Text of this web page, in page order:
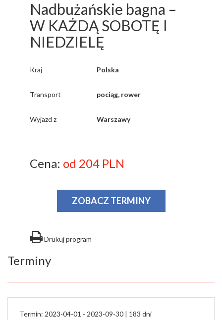
Nadbużańskie bagna –
W KAŻDĄ SOBOTĘ I
NIEDZIELĘ
Kraj Polska
Transport pociąg, rower
Wyjazd z Warszawy
Cena: od 204 PLN
ZOBACZ TERMINY
Drukuj program
Terminy
Termin: 2023-04-01 - 2023-09-30 | 183 dni